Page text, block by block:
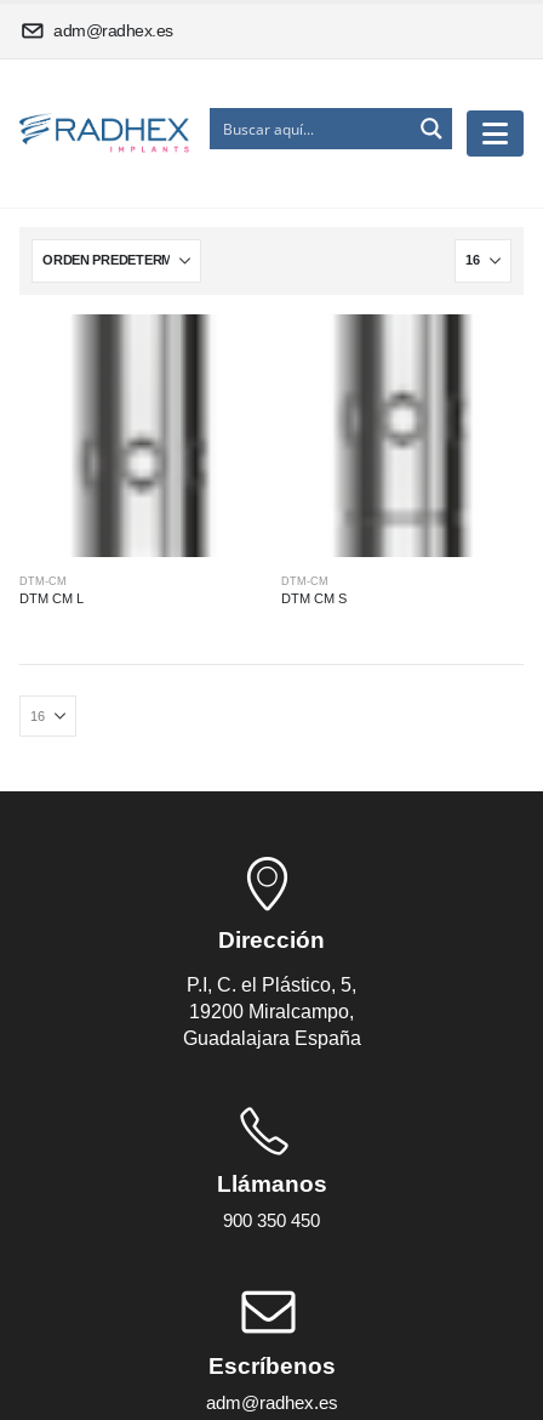
adm@radhex.es
DTM-CM
DTM CM L
DTM-CM
DTM CM S
Dirección
P.I, C. el Plástico, 5,
19200 Miralcampo,
Guadalajara España
Llámanos
900 350 450
Escríbenos
adm@radhex.es